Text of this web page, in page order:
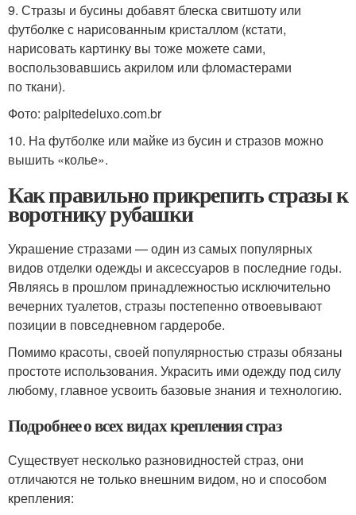
9. Стразы и бусины добавят блеска свитшоту или
футболке с нарисованным кристаллом (кстати,
нарисовать картинку вы тоже можете сами,
воспользовавшись акрилом или фломастерами
по ткани).
Фото: palpitedeluxo.com.br
10. На футболке или майке из бусин и стразов можно
вышить «колье».
Как правильно прикрепить стразы к
воротнику рубашки
Украшение стразами — один из самых популярных
видов отделки одежды и аксессуаров в последние годы.
Являясь в прошлом принадлежностью исключительно
вечерних туалетов, стразы постепенно отвоевывают
позиции в повседневном гардеробе.
Помимо красоты, своей популярностью стразы обязаны
простоте использования. Украсить ими одежду под силу
любому, главное усвоить базовые знания и технологию.
Подробнее о всех видах крепления страз
Существует несколько разновидностей страз, они
отличаются не только внешним видом, но и способом
крепления: